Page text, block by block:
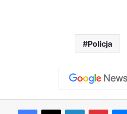
Policja
Facebook
X LinkedIn